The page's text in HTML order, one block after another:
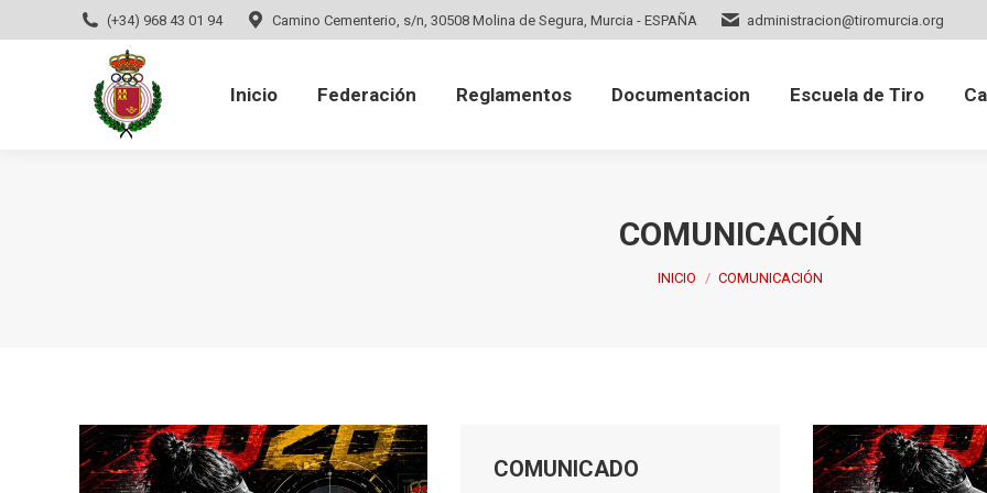
(+34) 968 43 01 94 Camino Cementerio, s/n, 30508 Molina de Segura, Murcia - ESPAÑA administracion@tiromurcia.org
Inicio Federación Reglamentos Documentacion Escuela de Tiro
COMUNICACIÓN
Estás aquí:
INICIO COMUNICACIÓN
COMUNICADO
Inicio Federación Reglamentos Documentacion Escuela de Tiro